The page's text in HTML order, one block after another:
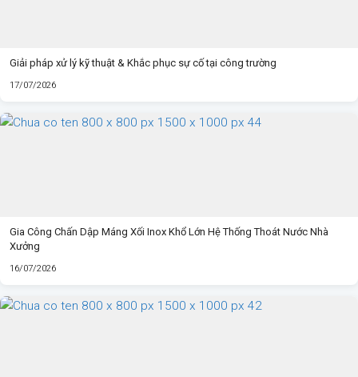
Giải pháp xử lý kỹ thuật & Khắc phục sự cố tại công trường
17/07/2026
Gia Công Chấn Dập Máng Xối Inox Khổ Lớn Hệ Thống Thoát Nước Nhà
Xưởng
16/07/2026